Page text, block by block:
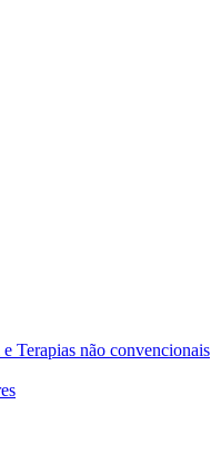
Terapias não convencionais